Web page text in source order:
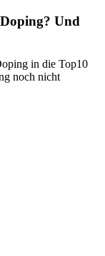
Und
in die Top10
noch nicht